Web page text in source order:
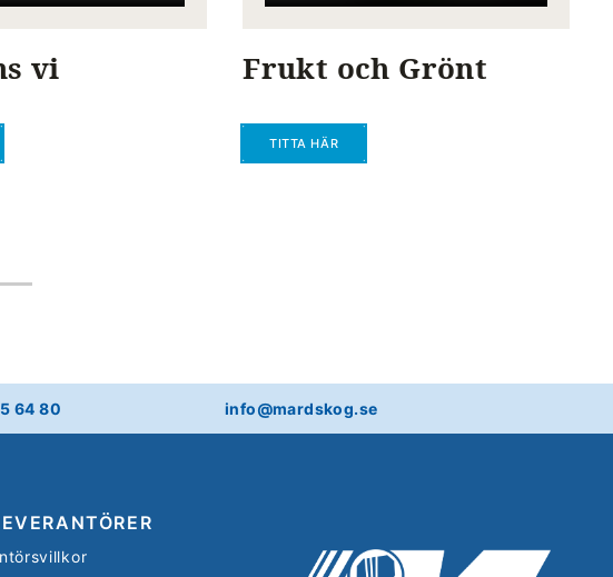
vi Frukt och Grönt
TITTA HÄR
64 80 info@mardskog.se